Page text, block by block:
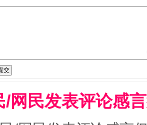
中谋全局
/网民发表评论感